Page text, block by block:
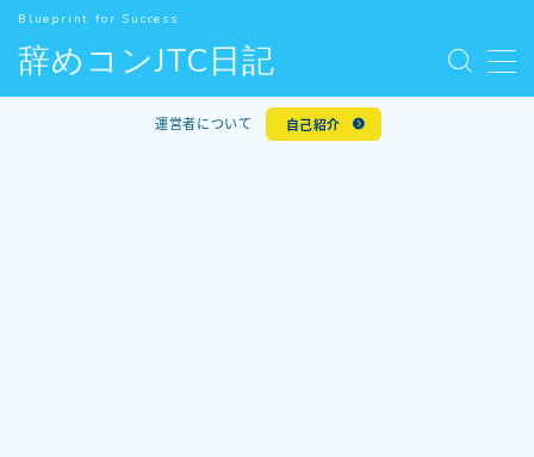
辞めコンJTC日記
Blueprint for Success
運営者について 自己紹介